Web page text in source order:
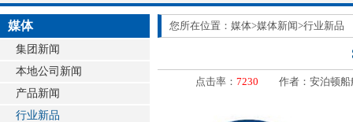
媒体
集团新闻
本地公司新闻
产品新闻
行业新品
您所在位置：媒体>媒体新闻>行业新品
点击率： 7230 作者：安泊顿船